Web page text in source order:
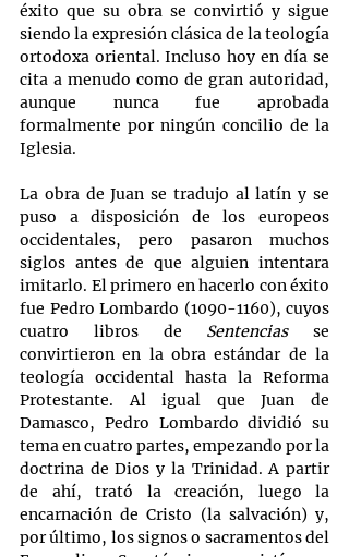
éxito que su obra se convirtió y sigue
siendo la expresión clásica de la teología
ortodoxa oriental. Incluso hoy en día se
cita a menudo como de gran autoridad,
aunque nunca fue aprobada
formalmente por ningún concilio de la
Iglesia.
La obra de Juan se tradujo al latín y se
puso a disposición de los europeos
occidentales, pero pasaron muchos
siglos antes de que alguien intentara
imitarlo. El primero en hacerlo con éxito
fue Pedro Lombardo (1090-1160), cuyos
cuatro libros de Sentencias se
convirtieron en la obra estándar de la
teología occidental hasta la Reforma
Protestante. Al igual que Juan de
Damasco, Pedro Lombardo dividió su
tema en cuatro partes, empezando por la
doctrina de Dios y la Trinidad. A partir
de ahí, trató la creación, luego la
encarnación de Cristo (la salvación) y,
por último, los signos o sacramentos del